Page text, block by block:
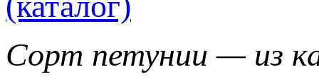
Сорт петунии — из